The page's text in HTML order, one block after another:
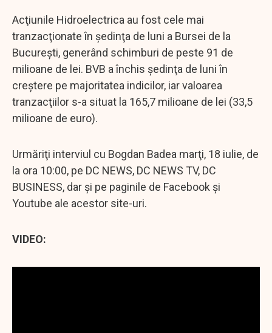
Acţiunile Hidroelectrica au fost cele mai
tranzacţionate în şedinţa de luni a Bursei de la
Bucureşti, generând schimburi de peste 91 de
milioane de lei. BVB a închis şedinţa de luni în
creştere pe majoritatea indicilor, iar valoarea
tranzacţiilor s-a situat la 165,7 milioane de lei (33,5
milioane de euro).
Urmăriţi interviul cu Bogdan Badea marţi, 18 iulie, de
la ora 10:00, pe DC NEWS, DC NEWS TV, DC
BUSINESS, dar şi pe paginile de Facebook şi
Youtube ale acestor site-uri.
VIDEO: